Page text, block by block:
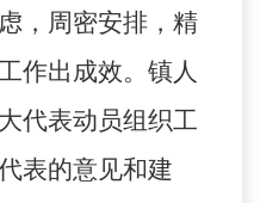
，周密安排，精
作出成效。镇人
代表动员组织工
表的意见和建